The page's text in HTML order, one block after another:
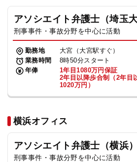
アソシエイト弁護士（埼玉大
刑事事件・事故分野を中心に活動
勤務地
大宮（大宮駅すぐ）
業務時間
8時50分スタート
年俸
1年目1080万円保証
2年目以降歩合制（2年目
1020万円）
横浜オフィス
アソシエイト弁護士（横浜）
刑事事件・事故分野を中心に活動